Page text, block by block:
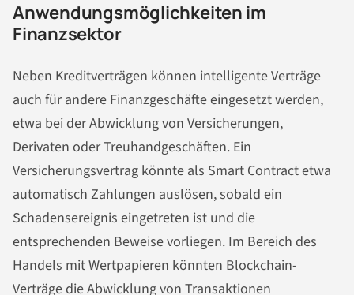
Anwendungsmöglichkeiten im
Finanzsektor
Neben Kreditverträgen können intelligente Verträge
auch für andere Finanzgeschäfte eingesetzt werden,
etwa bei der Abwicklung von Versicherungen,
Derivaten oder Treuhandgeschäften. Ein
Versicherungsvertrag könnte als Smart Contract etwa
automatisch Zahlungen auslösen, sobald ein
Schadensereignis eingetreten ist und die
entsprechenden Beweise vorliegen. Im Bereich des
Handels mit Wertpapieren könnten Blockchain-
Verträge die Abwicklung von Transaktionen